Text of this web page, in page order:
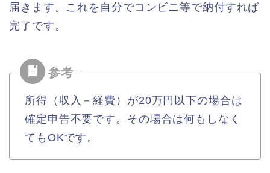
届きます。これを自分でコンビニ等で納付すれば
完了です。
所得（収入－経費）が20万円以下の場合は
確定申告不要です。その場合は何もしなく
てもOKです。